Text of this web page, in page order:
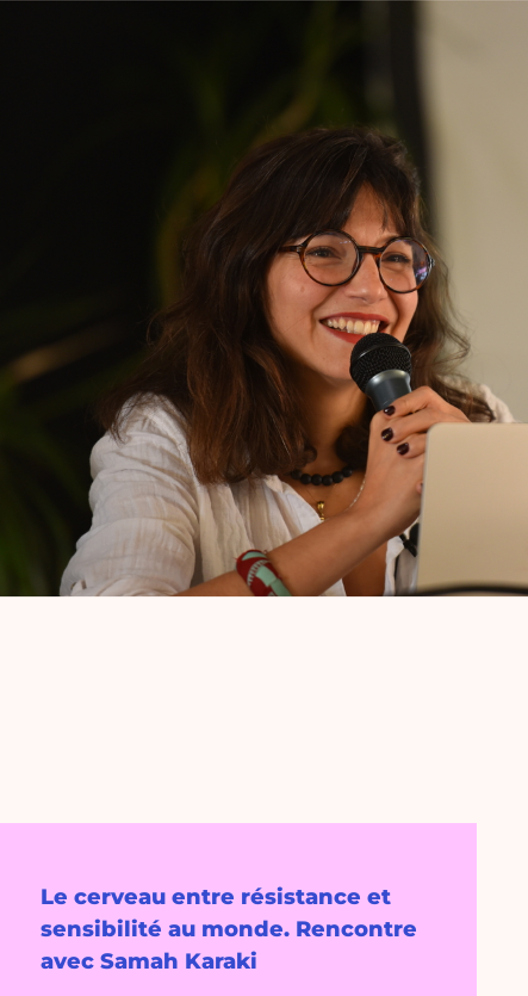
Le cerveau entre résistance et
sensibilité au monde. Rencontre
avec Samah Karaki